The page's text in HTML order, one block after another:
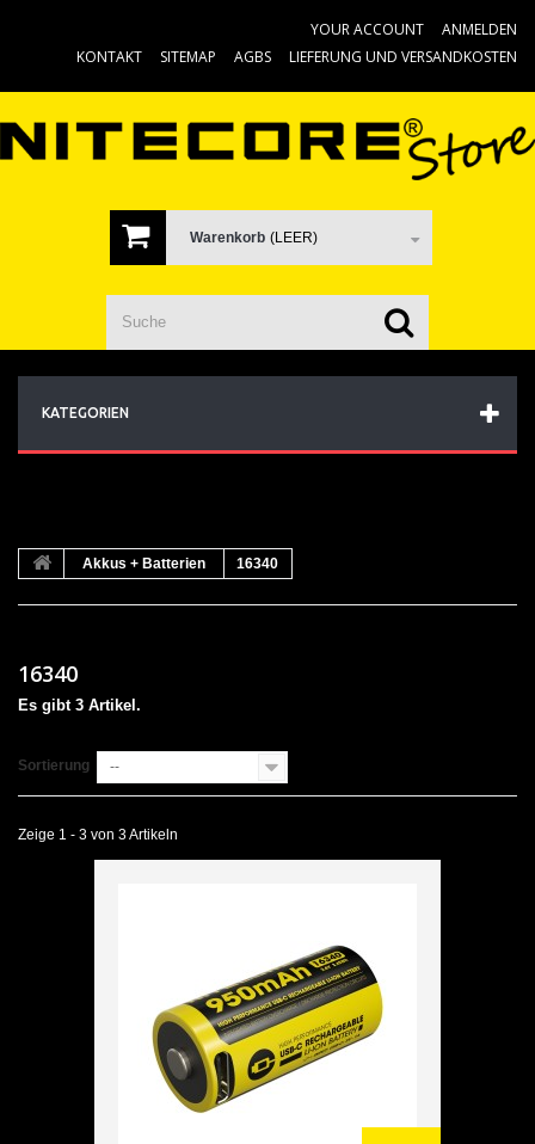
ANMELDEN
YOUR ACCOUNT
KONTAKT
SITEMAP AGBS LIEFERUNG UND VERSANDKOSTEN
Warenkorb (LEER)
KATEGORIEN
Akkus + Batterien 16340
16340
Es gibt 3 Artikel.
Sortierung --
Zeige 1 - 3 von 3 Artikeln